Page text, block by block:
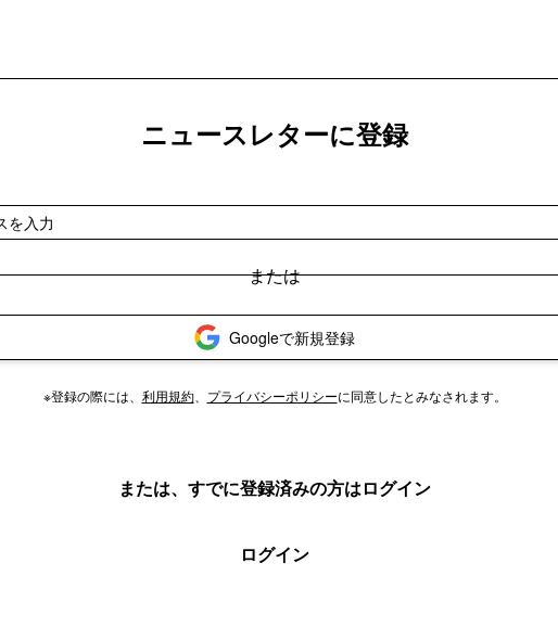
ニュースレターに登録
Googleで新規登録
※登録の際には、 利用規約、 プライバシーポリシーに同意したとみなされます。
または、すでに登録済みの方はログイン
ログイン